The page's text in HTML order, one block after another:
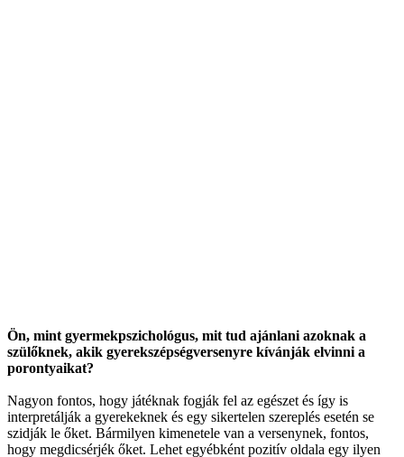
Ön, mint gyermekpszichológus, mit tud ajánlani azoknak a
szülőknek, akik gyerekszépségversenyre kívánják elvinni a
porontyaikat?
Nagyon fontos, hogy játéknak fogják fel az egészet és így is
interpretálják a gyerekeknek és egy sikertelen szereplés esetén se
szidják le őket. Bármilyen kimenetele van a versenynek, fontos,
hogy megdicsérjék őket. Lehet egyébként pozitív oldala egy ilyen